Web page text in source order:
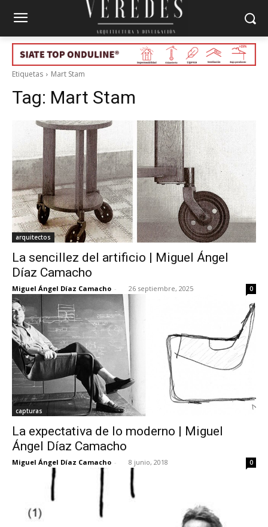
Etiquetas Mart Stam
Tag: Mart Stam
arquitectos
La sencillez del artificio | Miguel Ángel
Díaz Camacho
Miguel Ángel Díaz Camacho - 26 septiembre, 2025 0
capturas
La expectativa de lo moderno | Miguel
Ángel Díaz Camacho
Miguel Ángel Díaz Camacho - 8 junio, 2018 0